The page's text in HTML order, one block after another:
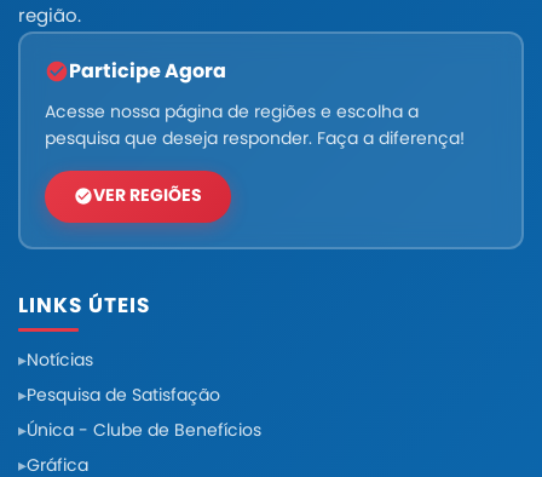
região.
Participe Agora
Acesse nossa página de regiões e escolha a
pesquisa que deseja responder. Faça a diferença!
VER REGIÕES
LINKS ÚTEIS
Notícias
Pesquisa de Satisfação
Única - Clube de Benefícios
Gráfica